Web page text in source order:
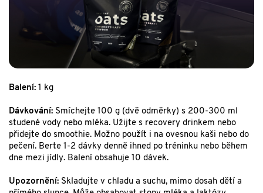
Balení: 1 kg
Dávkování: Smíchejte 100 g (dvě odměrky) s 200-300 ml
studené vody nebo mléka. Užijte s recovery drinkem nebo
přidejte do smoothie. Možno použít i na ovesnou kaši nebo do
pečení. Berte 1-2 dávky denně ihned po tréninku nebo během
dne mezi jídly. Balení obsahuje 10 dávek.
Upozornění: Skladujte v chladu a suchu, mimo dosah dětí a